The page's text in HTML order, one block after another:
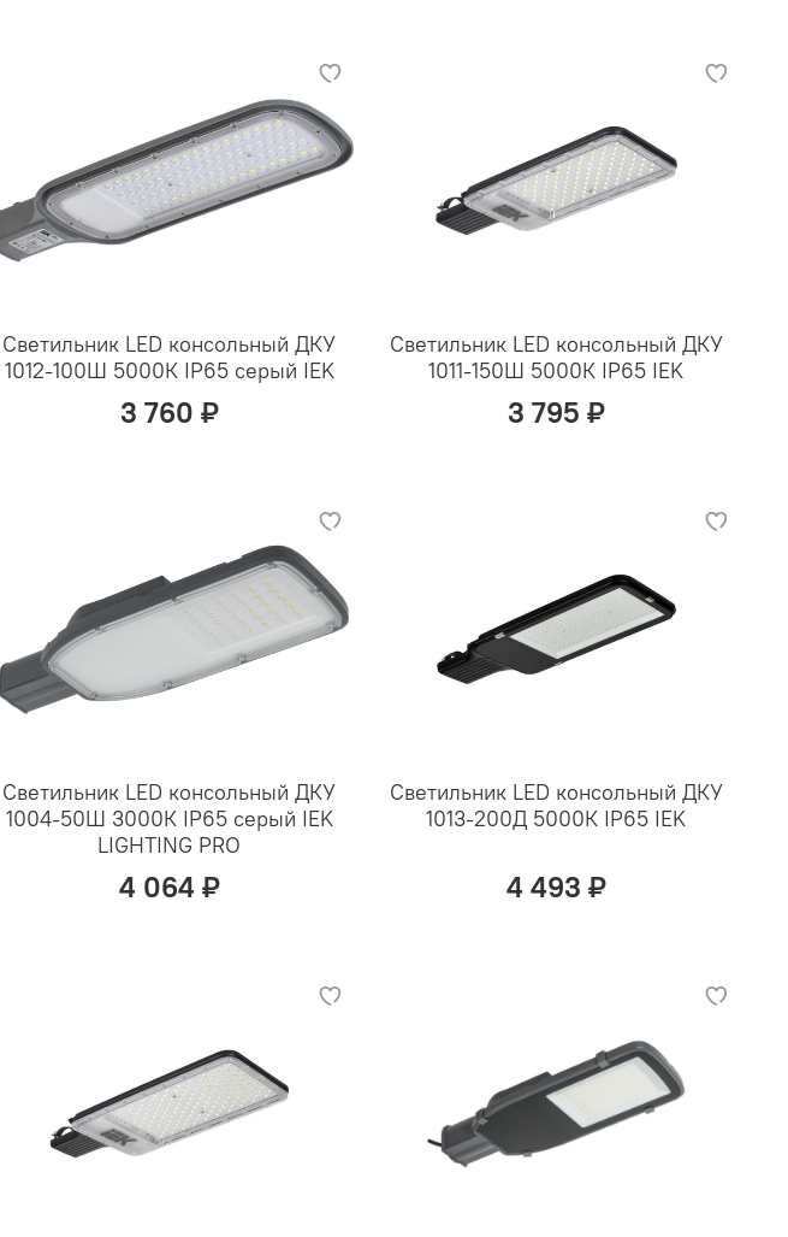
Светильник LED консольный ДКУ
1012-100Ш 5000К IP65 серый IEK
3 760 ₽
Светильник LED консольный ДКУ
1011-150Ш 5000К IP65 IEK
3 795 ₽
Светильник LED консольный ДКУ
1004-50Ш 3000К IP65 серый IEK
LIGHTING PRO
4 064 ₽
Светильник LED консольный ДКУ
1013-200Д 5000К IP65 IEK
4 493 ₽